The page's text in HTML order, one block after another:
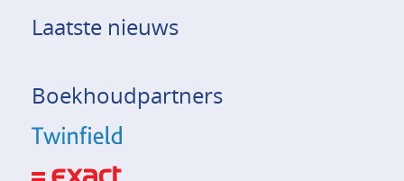
Laatste nieuws
Boekhoudpartners